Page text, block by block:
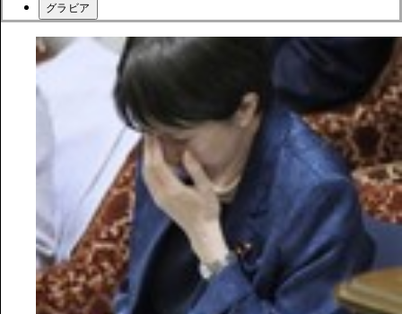
グラビア